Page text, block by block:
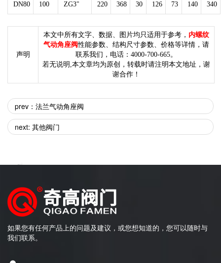
DN80 100 ZG3" 220 368 30 126 73 140 340
声明
本文中所有文字、数据、图片均只适用于参考， 内螺纹
气动角座阀性能参数、结构尺寸参数、价格等详情，请
联系我们，电话：4000-700-665。
若无说明,本文章均为原创，转载时请注明本文地址，谢
谢合作！
prev：法兰气动角座阀
next: 其他阀门
如果您有任何产品上的问题及建议，或您想知道的，您可以随时与
我们联系。